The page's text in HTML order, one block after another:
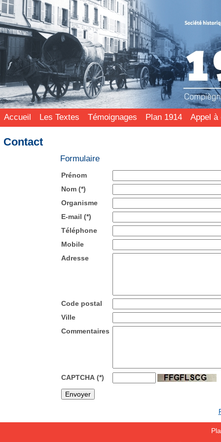
Accueil Les Textes Témoignages Plan 1914 Appel à
Contact
Formulaire
Prénom
Nom (*)
Organisme
E-mail (*)
Téléphone
Mobile
Adresse
Code postal
Ville
Commentaires
CAPTCHA (*)